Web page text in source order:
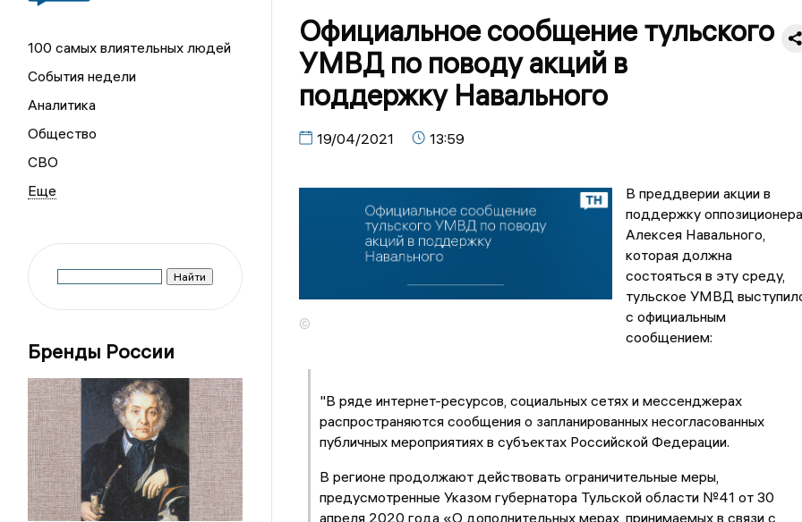
100 самых влиятельных людей
События недели
Аналитика
Общество
СВО
Бренды России
Официальное сообщение тульского
УМВД по поводу акций в
поддержку Навального
19/04/2021 13:59
©
В преддверии акции в
поддержку оппозиционера
Алексея Навального,
которая должна
состояться в эту среду,
тульское УМВД
с официальным
сообщением:
"В ряде интернет-ресурсов, социальных сетях и мессенджерах
распространяются сообщения о запланированных несогласованных
публичных мероприятиях в субъектах Российской Федерации.
В регионе продолжают действовать ограничительные меры,
предусмотренные Указом губернатора Тульской области №41 от 30
апреля 2020 года «О дополнительных мерах, принимаемых в связи с